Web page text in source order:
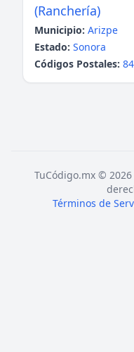
(Ranchería)
Municipio: Arizpe
Estado: Sonora
Códigos Postales:
TuCódigo.mx ©
Términos de